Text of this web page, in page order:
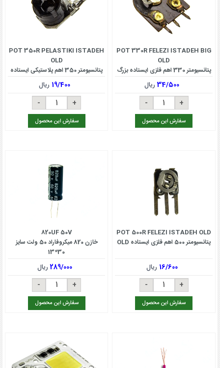
POT 330R FELEZI ISTADEH BIG
OLD
پتانسیومتر 330 اهم فلزی ایستاده بزرگ
OLD
34/500ریال
سفارش این محصول
POT 350R PELASTIKI ISTADEH
OLD
پتانسیومتر 350 اهم پلاستیکی ایستاده
OLD
19/400 ریال
سفارش این محصول
POT 500R FELEZI ISTADEH OLD
پتانسیومتر 500 اهم فلزی ایستاده OLD
16/600 ریال
سفارش این محصول
820UF 50V
خازن 820 میکروفاراد 50 ولت سایز
30*13
289/000ریال
سفارش این محصول